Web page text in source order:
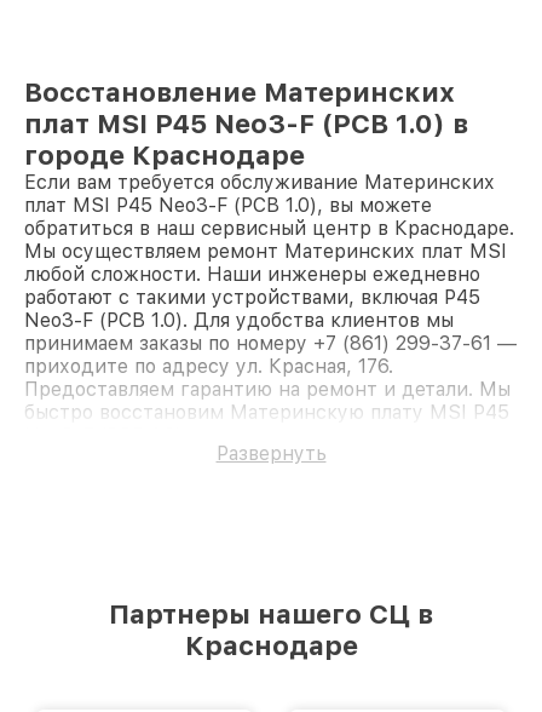
Восстановление Материнских
плат MSI P45 Neo3-F (PCB 1.0) в
городе Краснодаре
Если вам требуется обслуживание Материнских
плат MSI P45 Neo3-F (PCB 1.0), вы можете
обратиться в наш сервисный центр в Краснодаре.
Мы осуществляем ремонт Материнских плат MSI
любой сложности. Наши инженеры ежедневно
работают с такими устройствами, включая P45
Neo3-F (PCB 1.0). Для удобства клиентов мы
принимаем заказы по номеру +7 (861) 299-37-61 —
приходите по адресу ул. Красная, 176.
Предоставляем гарантию на ремонт и детали. Мы
быстро восстановим Материнскую плату MSI P45
Развернуть
Партнеры нашего СЦ в
Краснодаре